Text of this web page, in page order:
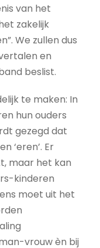
van het
zakelijk
We zullen dus
en
beslist.
te maken: In
hun ouders
gezegd dat
‘eren’. Er
maar het kan
kinderen
moet uit het
vrouw èn bij